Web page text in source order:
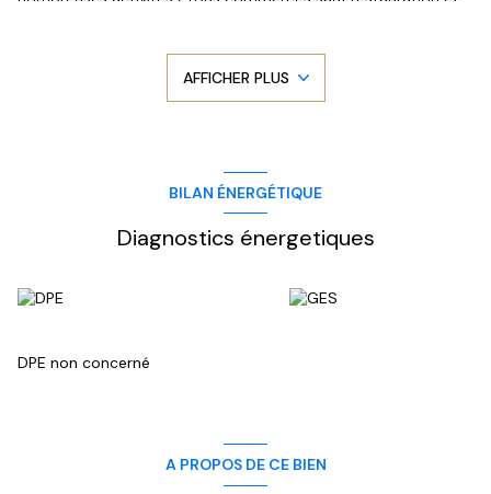
kitchenette. Charges mensuelles de copropriété : 35€.
Emplacement recherché, fort potentiel commercial et belle
sont disponibles sur le site Géorisques
AFFICHER PLUS
BILAN ÉNERGÉTIQUE
Diagnostics énergetiques
DPE non concerné
A PROPOS DE CE BIEN